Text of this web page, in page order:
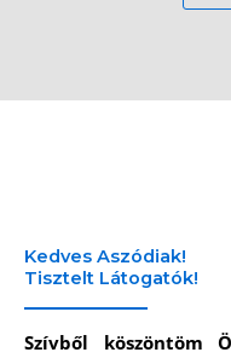
Kedves Aszódiak!
Tisztelt Látogatók!
Szívből köszöntöm